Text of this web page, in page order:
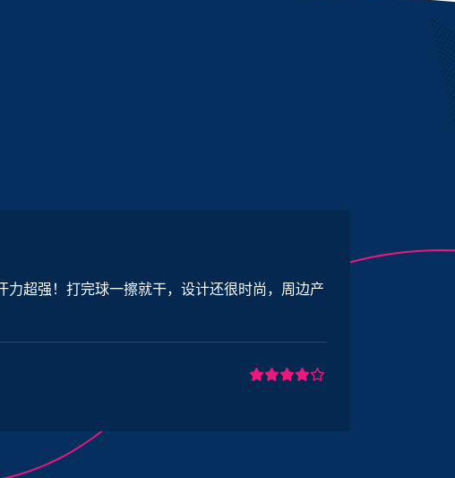
很时尚，周边产
买的足球训练套装隔天就到货了，护腿
田仪琳